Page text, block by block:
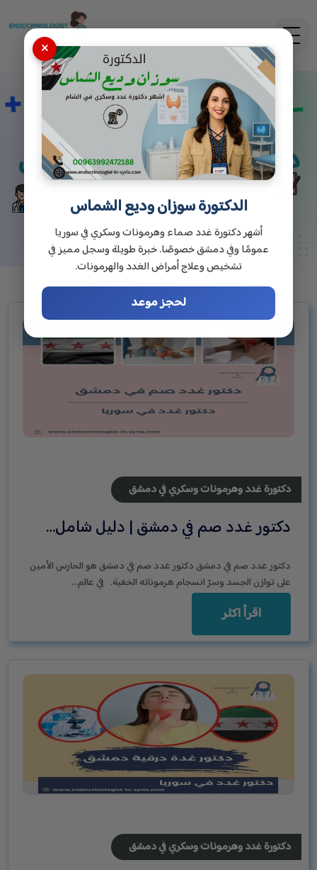
دكتور غدد صماء في دمشق
دكتورة غدد وهرمونات وسكري في دمشق
دكتور غدد صم في دمشق | دليل شامل…
دكتور غدد صم في دمشق دكتور غدد صم في دمشق هو الحارس الأمين
على توازن الجسد وسرّ انسجام هرموناته الخفية. في عالم…
اقرأ اكثر
دكتورة غدد وهرمونات وسكري في دمشق
×
الدكتورة سوزان وديع الشماس
أشهر دكتورة غدد صماء وهرمونات وسكري في سوريا
عمومًا وفي دمشق خصوصًا. خبرة طويلة وسجل مميز في
تشخيص وعلاج أمراض الغدد والهرمونات.
لحجز موعد